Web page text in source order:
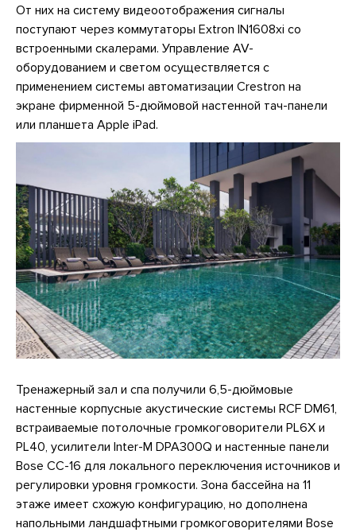
От них на систему видеоотображения сигналы
поступают через коммутаторы Extron IN1608xi со
встроенными скалерами. Управление AV-
оборудованием и светом осуществляется с
применением системы автоматизации Crestron на
экране фирменной 5-дюймовой настенной тач-панели
или планшета Apple iPad.
Тренажерный зал и спа получили 6,5-дюймовые
настенные корпусные акустические системы RCF DM61,
встраиваемые потолочные громкоговорители PL6X и
PL40, усилители Inter-M DPA300Q и настенные панели
Bose CC-16 для локального переключения источников и
регулировки уровня громкости. Зона бассейна на 11
этаже имеет схожую конфигурацию, но дополнена
напольными ландшафтными громкоговорителями Bose